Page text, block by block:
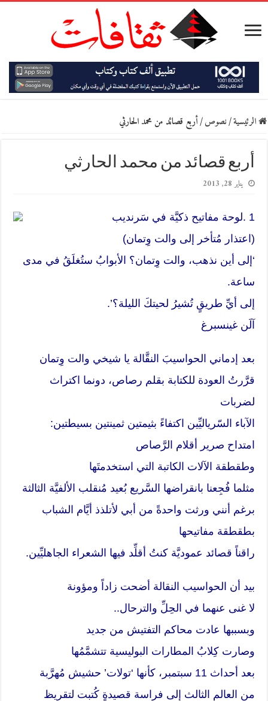
الرئيسية/نصوص/أربع قصائد من محمد الحارثي
أربع قصائد من محمد الحارثي
يناير 28, 2013
1 .لوحة مفاتيح ذكيَّة في سَرنديب
(اعتذار مُتأخر إلى والت وِتمان)
‘إلى أين نذهب، والت وِتمان؟ الأبوابُ ستُغلَقُ في مدى
ساعة.
إلى أيِّ طريقٍ تُشيرُ لحيتكَ الليلة؟’.
آلَن غينسبرغ
بعد إدماني الحواسيبَ النقَّالة يا شيخي والت وِتمان
قرَّرتُ العودة للكتابة بقلم رصاص، دونما اكتراث
لضربات
الآباء السّرياليِّين اكتفاءً بثيمتين ثمينتين بسيطتين:
امتداح صرير أقلام الرَّصاص
وطقطقة الآلات الكاتبة التي استخدمتَها
مثلما فُجِعنا بانقراضها السَّريع بُعيد مُنقلب الألفيَّة الثالثة
برغم أنني ورثت واحدةً من أبي لأتلذذ أيَّام الشباب
بطقطقة مفاتيحها
راقناً قصائد عموديَّة كنتُ أقلِّد فيها الشعراء الجاهليِّين.
بيد أن الحواسيب النقالة أضحت زاداً ومؤونة
لا غنى عنهما في الحِلِّ والترحال..
وبسببها عادت محاكم التفتيش من جديد
وصارت كِلابُ المطارات البوليسية تتشمَّمُها
بعد أحداث 11 سبتمبر، كأنها ‘تولات’ حشيش مُهرَّبة
من العالم الثالث إلى فراسة قصيدةٍ كُتبت لتقريظ